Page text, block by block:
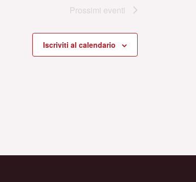
Prossimi eventi
Iscriviti al calendario